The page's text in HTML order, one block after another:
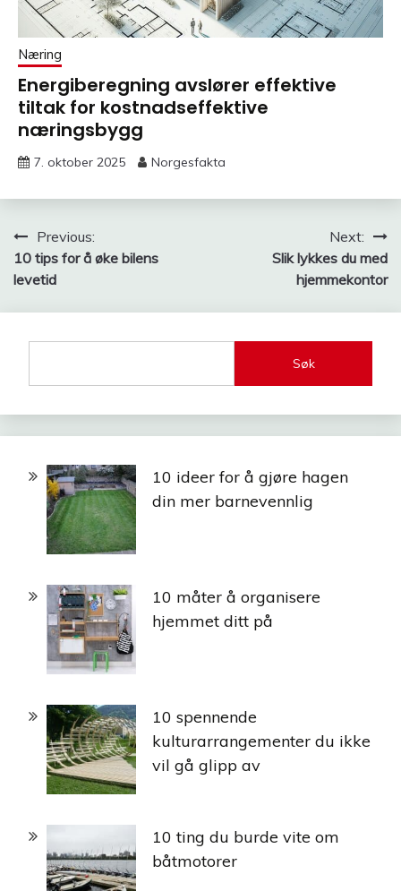
Næring
Energiberegning avslører effektive
tiltak for kostnadseffektive
næringsbygg
7. oktober 2025 Norgesfakta
Innleggsnavigasjon
Previous:
10 tips for å øke bilens
levetid
Next:
Slik lykkes du med
hjemmekontor
Søk
10 ideer for å gjøre hagen
din mer barnevennlig
10 måter å organisere
hjemmet ditt på
10 spennende
kulturarrangementer du ikke
vil gå glipp av
10 ting du burde vite om
båtmotorer